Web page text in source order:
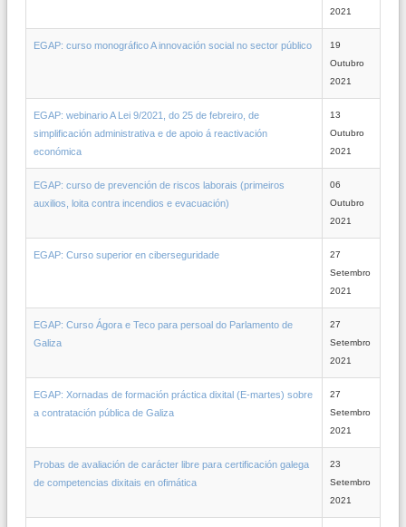
2021
EGAP: curso monográfico A innovación social no sector público
19
Outubro
2021
EGAP: webinario A Lei 9/2021, do 25 de febreiro, de
simplificación administrativa e de apoio á reactivación
económica
13
Outubro
2021
EGAP: curso de prevención de riscos laborais (primeiros
auxilios, loita contra incendios e evacuación)
06
Outubro
2021
EGAP: Curso superior en ciberseguridade
27
Setembro
2021
EGAP: Curso Ágora e Teco para persoal do Parlamento de
Galiza
27
Setembro
2021
EGAP: Xornadas de formación práctica dixital (E-martes) sobre
a contratación pública de Galiza
27
Setembro
2021
Probas de avaliación de carácter libre para certificación galega
de competencias dixitais en ofimática
23
Setembro
2021